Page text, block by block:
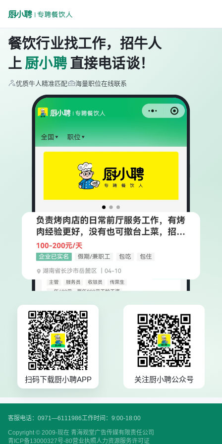
餐饮行业找工作，招牛人
上 厨小聘 直接电话谈！
优质牛人精准匹配 海量职位在线联系
扫码下载厨小聘APP 关注厨小聘公众号
客服电话：0971—6111986工作时间：9:00-18:00
Copyright © 2009-现在 青海观堂广告传媒有限责任公司
青ICP备13000327号-80营业执照人力资源服务许可证